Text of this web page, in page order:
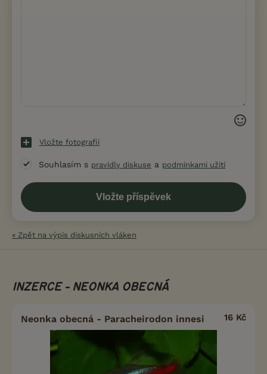
Vložte fotografii
Souhlasím s pravidly diskuse a podmínkami užití
« Zpět na výpis diskusních vláken
INZERCE - NEONKA OBECNÁ
Neonka obecná - Paracheirodon innesi 16 Kč